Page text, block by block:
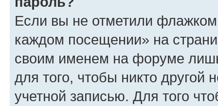
Если вы не отметили флажком
каждом посещении» на
своим именем на форуме
для того, чтобы никто другой
учетной записью. Для того